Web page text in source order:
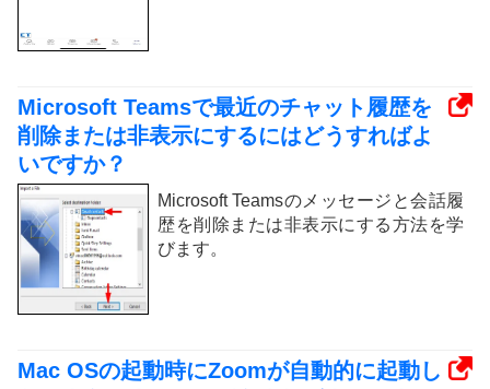
Microsoft Teamsで最近のチャット履歴を
削除または非表示にするにはどうすればよ
いですか？
Microsoft Teamsのメッセージと会話履
歴を削除または非表示にする方法を学
びます。
Mac OSの起動時にZoomが自動的に起動し